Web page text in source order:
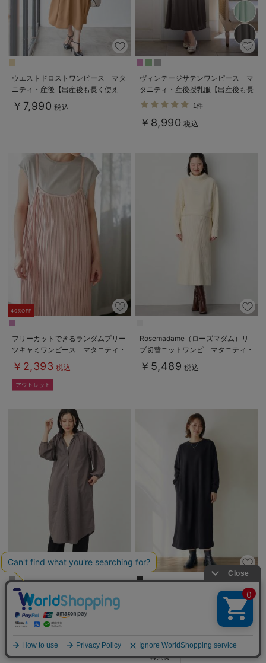
ウエストドロストワンピース マタ
ニティ・産後【出産後も長く使え
る】
￥7,990 税込
ヴィンテージサテンワンピース マ
タニティ・産後授乳服【出産後も長
く使える】
1件
￥8,990 税込
40%OFF
フリーカットできるランダムプリー
ツキャミワンピース マタニティ・
授乳服【出産後も長く使える】
￥2,393 税込
Rosemadame（ローズマダム）リ
ブ切替ニットワンピ マタニティ・
授乳服【産後まで長く使える】
￥5,489 税込
コットンローン２WAYボリュームス
リーブワンピース マタニティ・授
乳服【出産後も長く使える】
【極暖】裏シャギーあったかワイド
マキシワンピース マタニティ・授
乳服【出産後も長く使える】